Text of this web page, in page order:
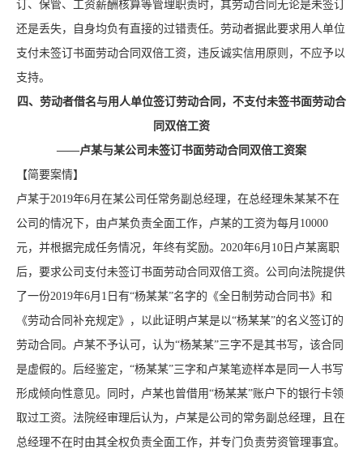
订、保管、工资薪酬核算等管理职责时，其劳动合同无论是未签订
还是丢失，自身均负有直接的过错责任。劳动者据此要求用人单位
支付未签订书面劳动合同双倍工资，违反诚实信用原则，不应予以
支持。
四、劳动者借名与用人单位签订劳动合同，不支付未签书面劳动合
同双倍工资
——卢某与某公司未签订书面劳动合同双倍工资案
【简要案情】
卢某于2019年6月在某公司任常务副总经理，在总经理朱某某不在
公司的情况下，由卢某负责全面工作，卢某的工资为每月10000
元，并根据完成任务情况，年终有奖励。2020年6月10日卢某离职
后，要求公司支付未签订书面劳动合同双倍工资。公司向法院提供
了一份2019年6月1日有“杨某某”名字的《全日制劳动合同书》和
《劳动合同补充规定》，以此证明卢某是以“杨某某”的名义签订的
劳动合同。卢某不予认可，认为“杨某某”三字不是其书写，该合同
是虚假的。后经鉴定，“杨某某”三字和卢某笔迹样本是同一人书写
形成倾向性意见。同时，卢某也曾借用“杨某某”账户下的银行卡领
取过工资。法院经审理后认为，卢某是公司的常务副总经理，且在
总经理不在时由其全权负责全面工作，并专门负责劳资管理事宜。